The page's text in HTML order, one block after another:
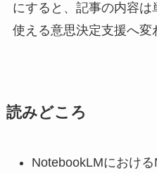
にすると、記事の内容
使える意思決定支援へ変
読みどころ
NotebookLMにおけ